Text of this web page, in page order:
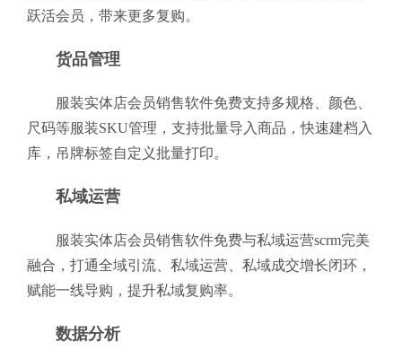
跃活会员，带来更多复购。
货品管理
服装实体店会员销售软件免费支持多规格、颜色、
尺码等服装SKU管理，支持批量导入商品，快速建档入
库，吊牌标签自定义批量打印。
私域运营
服装实体店会员销售软件免费与私域运营scrm完美
融合，打通全域引流、私域运营、私域成交增长闭环，
赋能一线导购，提升私域复购率。
数据分析